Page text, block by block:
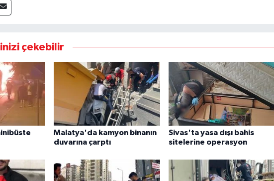
çekebilir
Malatya'da kamyon binanın
duvarına çarptı
Sivas'ta yasa dışı bahis
sitelerine operasyon